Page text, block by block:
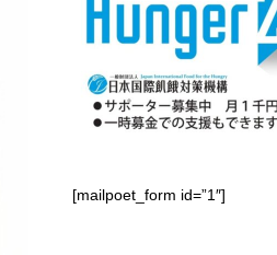
[mailpoet_form id=”1″]